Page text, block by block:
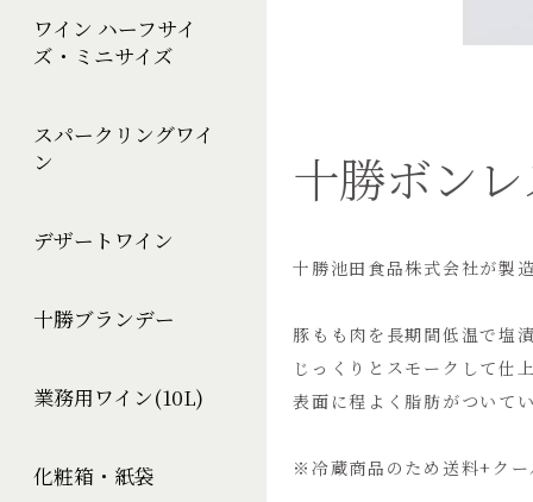
ワイン ハーフサイ
ズ・ミニサイズ
スパークリングワイ
ン
デザートワイン
十勝ブランデー
業務用ワイン(10L)
化粧箱・紙袋
十勝ボン
十勝池田食品株式会社が製
豚もも肉を長期間低温で塩
じっくりとスモークして仕
表面に程よく脂肪がついて
※冷蔵商品のため送料+ク